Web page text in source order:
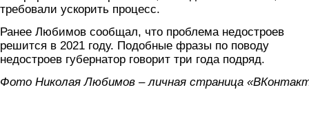
требовали ускорить процесс.
Ранее Любимов сообщал, что проблема недостроев
решится в 2021 году. Подобные фразы по поводу
недостроев губернатор говорит три года подряд.
Фото Николая Любимов – личная страница